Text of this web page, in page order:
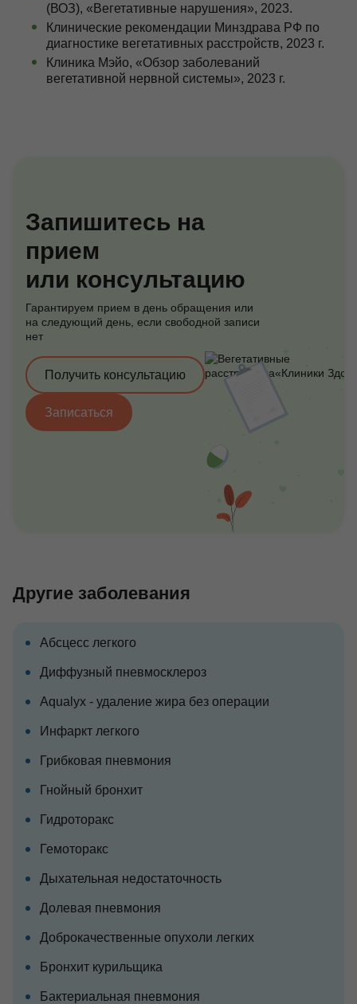
(ВОЗ), «Вегетативные нарушения», 2023.
Клинические рекомендации Минздрава РФ по
диагностике вегетативных расстройств, 2023 г.
Клиника Мэйо, «Обзор заболеваний
вегетативной нервной системы», 2023 г.
Запишитесь на
прием
или консультацию
Гарантируем прием в день обращения или
на следующий день, если свободной записи
нет
Записаться
Получить консультацию
Другие заболевания
Абсцесс легкого
Диффузный пневмосклероз
Aqualyx - удаление жира без операции
Инфаркт легкого
Грибковая пневмония
Гнойный бронхит
Гидроторакс
Гемоторакс
Дыхательная недостаточность
Долевая пневмония
Доброкачественные опухоли легких
Бронхит курильщика
Бактериальная пневмония